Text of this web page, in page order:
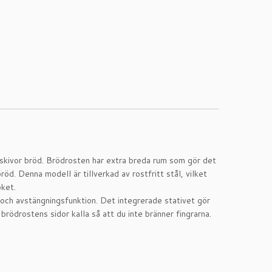
bröd. Brödrosten har extra breda rum som gör det
Denna modell är tillverkad av rostfritt stål, vilket
avstängningsfunktion. Det integrerade stativet gör
sidor kalla så att du inte bränner fingrarna.